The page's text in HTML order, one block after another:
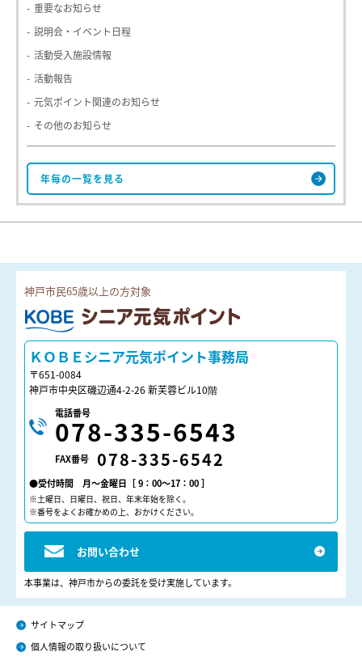
重要なお知らせ
説明会・イベント日程
活動受入施設情報
活動報告
元気ポイント関連のお知らせ
その他のお知らせ
神戸市民65歳以上の方対象
ＫＯＢＥシニア元気ポイント
ＫＯＢＥシニア元気ポイント事務局
〒651-0084
神戸市中央区磯辺通4-2-26 新芙蓉ビル10階
電話番号
078-335-6543
FAX番号 078-335-6542
●受付時間 月～金曜日［ 9：00～17：00 ］
※土曜日、日曜日、祝日、年末年始を除く。
※番号をよくお確かめの上、おかけください。
お問い合わせ
本事業は、神戸市からの委託を受け実施しています。
サイトマップ
個人情報の取り扱いについて